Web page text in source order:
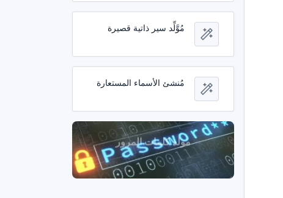
مُوَّلِّد سير ذاتية قصيرة
مُنشئ الأسماء المستعارة